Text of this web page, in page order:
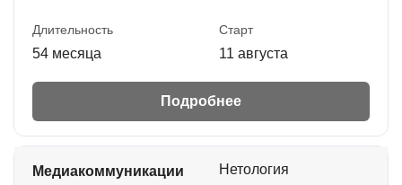
Длительность
54 месяца
Старт
11 августа
Подробнее
Медиакоммуникации Нетология